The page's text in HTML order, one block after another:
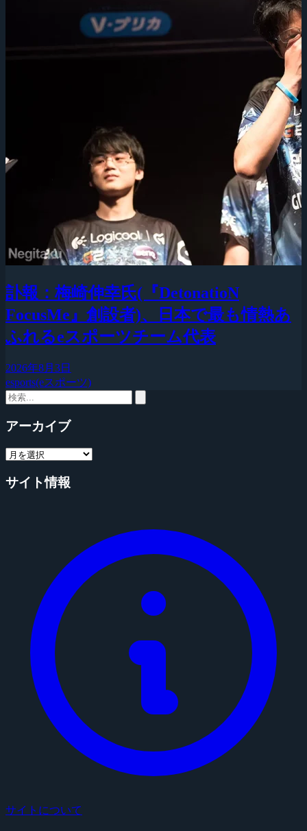
訃報：梅崎伸幸氏(『DetonatioN
FocusMe』創設者)、日本で最も情熱あ
ふれるeスポーツチーム代表
2026年8月3日
esports(eスポーツ)
アーカイブ
サイト情報
サイトについて